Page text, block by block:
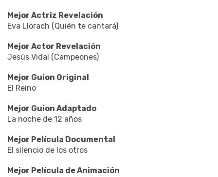
Mejor Actriz Revelación
Eva Llorach (Quién te cantará)
Mejor Actor Revelación
Jesús Vidal (Campeones)
Mejor Guion Original
El Reino
Mejor Guion Adaptado
La noche de 12 años
Mejor Película Documental
El silencio de los otros
Mejor Película de Animación